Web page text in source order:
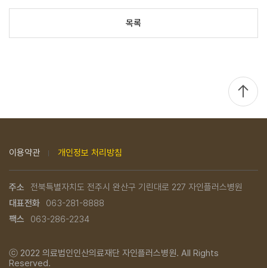
목록
이용약관 개인정보 처리방침
주소
전북특별자치도 전주시 완산구 기린대로 227 자인플러스병원
대표전화
063-281-8888
팩스
063-286-2234
ⓒ 2022 의료법인인산의료재단 자인플러스병원. All Rights
Reserved.